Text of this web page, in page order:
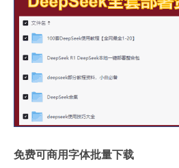
免费可商用字体批量下载